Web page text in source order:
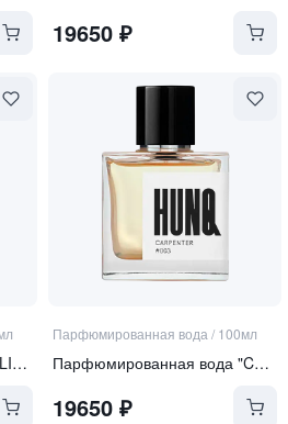
19650₽
Парфюмированная вода "LIFEGUARD"
Парфюмированная вода / 100мл
Парфюмированная вода "CARPENTER"
19650₽